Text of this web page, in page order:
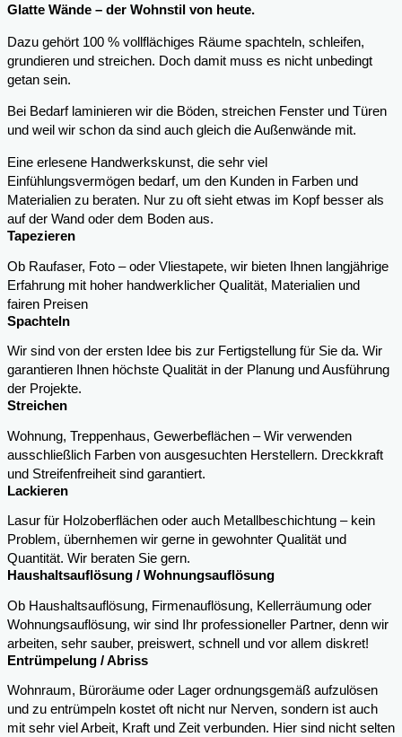
Glatte Wände – der Wohnstil von heute.
Dazu gehört 100 % vollflächiges Räume spachteln, schleifen,
grundieren und streichen. Doch damit muss es nicht unbedingt
getan sein.
Bei Bedarf laminieren wir die Böden, streichen Fenster und Türen
und weil wir schon da sind auch gleich die Außenwände mit.
Eine erlesene Handwerkskunst, die sehr viel
Einfühlungsvermögen bedarf, um den Kunden in Farben und
Materialien zu beraten. Nur zu oft sieht etwas im Kopf besser als
auf der Wand oder dem Boden aus.
Tapezieren
Ob Raufaser, Foto – oder Vliestapete, wir bieten Ihnen langjährige
Erfahrung mit hoher handwerklicher Qualität, Materialien und
fairen Preisen
Spachteln
Wir sind von der ersten Idee bis zur Fertigstellung für Sie da. Wir
garantieren Ihnen höchste Qualität in der Planung und Ausführung
der Projekte.
Streichen
Wohnung, Treppenhaus, Gewerbeflächen – Wir verwenden
ausschließlich Farben von ausgesuchten Herstellern. Dreckkraft
und Streifenfreiheit sind garantiert.
Lackieren
Lasur für Holzoberflächen oder auch Metallbeschichtung – kein
Problem, übernhemen wir gerne in gewohnter Qualität und
Quantität. Wir beraten Sie gern.
Haushaltsauflösung / Wohnungsauflösung
Ob Haushaltsauflösung, Firmenauflösung, Kellerräumung oder
Wohnungsauflösung, wir sind Ihr professioneller Partner, denn wir
arbeiten, sehr sauber, preiswert, schnell und vor allem diskret!
Entrümpelung / Abriss
Wohnraum, Büroräume oder Lager ordnungsgemäß aufzulösen
und zu entrümpeln kostet oft nicht nur Nerven, sondern ist auch
mit sehr viel Arbeit, Kraft und Zeit verbunden. Hier sind nicht selten